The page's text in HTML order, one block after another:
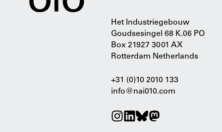
Het Industriegebouw
Goudsesingel 68 K.06 PO
Box 21927 3001 AX
Rotterdam Netherlands
+31 (0)10 2010 133
info@nai010.com